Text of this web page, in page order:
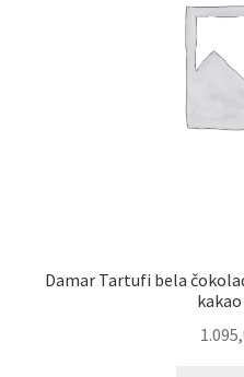
Damar Tartufi bela